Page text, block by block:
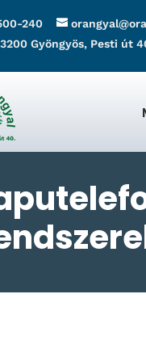
240
3200 Gyöngyös, Pesti út